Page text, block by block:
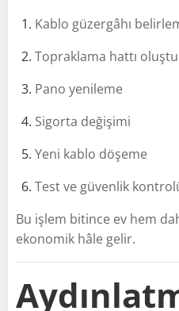
Kablo güzergâhı
Topraklama hattı
Pano yenileme
Sigorta değişimi
Yeni kablo döşeme
Test ve güvenlik
Bu işlem bitince ev hem
ekonomik hâle gelir.